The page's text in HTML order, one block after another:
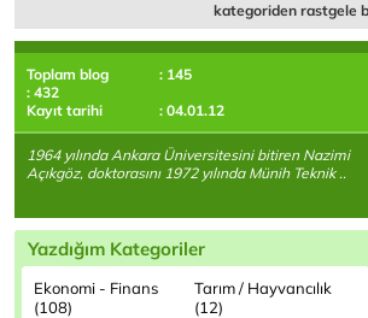
kategoriden rastgele
Toplam blog
: 145
: 432
Kayıt tarihi
: 04.01.12
1964 yılında Ankara Üniversitesini bitiren Nazimi
Açıkgöz, doktorasını 1972 yılında Münih Teknik ..
Yazdığım Kategoriler
Ekonomi - Finans
(108)
Tarım / Hayvancılık
(12)